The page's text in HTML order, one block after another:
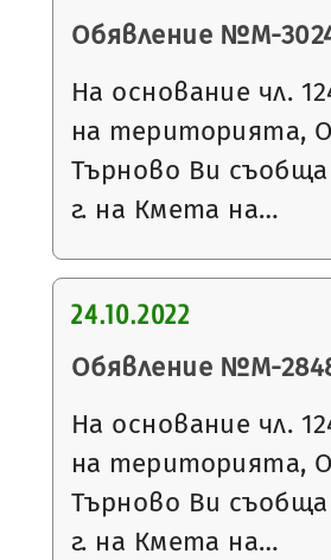
Обявление №М-3024
На основание чл.
на територията,
Търново Ви
г. на Кмета на…
24.10.2022
Обявление №М-2848
На основание чл.
на територията,
Търново Ви
г. на Кмета на…